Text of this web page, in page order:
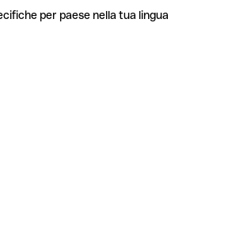
per paese nella tua lingua